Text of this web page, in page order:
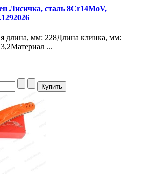
Лисичка, сталь 8Cr14MoV,
длина, мм: 228Длина клинка, мм:
...